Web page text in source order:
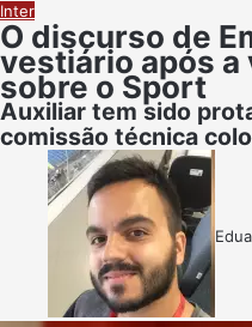
Inter
O discurso de
vestiário após
sobre o Sport
Auxiliar tem sido
comissão técnica